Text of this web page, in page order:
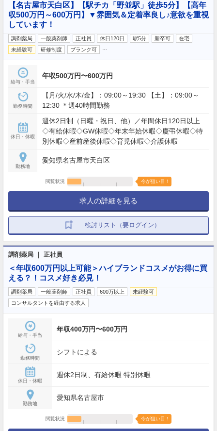
【名古屋市天白区】【駅チカ「野並駅」徒歩5分】【高年
収500万円～600万円】▼雰囲気＆定着率良し♪意欲を重視
しています！
調剤薬局 一般薬剤師 正社員 休日120日 駅5分 新卒可
在宅
未経験可
研修制度 ブランク可
給与・手当
年収500万円〜600万円
勤務時間
【月/火/水/木/金】：09:00～19:30 【土】：09:00～
12:30 ＊週40時間勤務
休日・休暇
週休2日制（日曜・祝日、他）／年間休日120日以上
◇有給休暇◇GW休暇◇年末年始休暇◇慶弔休暇◇特
別休暇◇産前産後休暇◇育児休暇◇介護休暇
勤務地
愛知県名古屋市天白区
閲覧状況 今が狙い目！
求人の詳細を見る
検討リスト（要ログイン）
調剤薬局 ｜ 正社員
＜年収600万円以上可能＞ハイブランドコスメがお得に買
える？！コスメ好き必見！
調剤薬局 一般薬剤師 正社員 600万以上
未経験可
コンサルタントを経由する求人
給与・手当
年収400万円〜600万円
勤務時間
シフトによる
休日・休暇
週休2日制、有給休暇 特別休暇
勤務地
愛知県名古屋市
閲覧状況 今が狙い目！